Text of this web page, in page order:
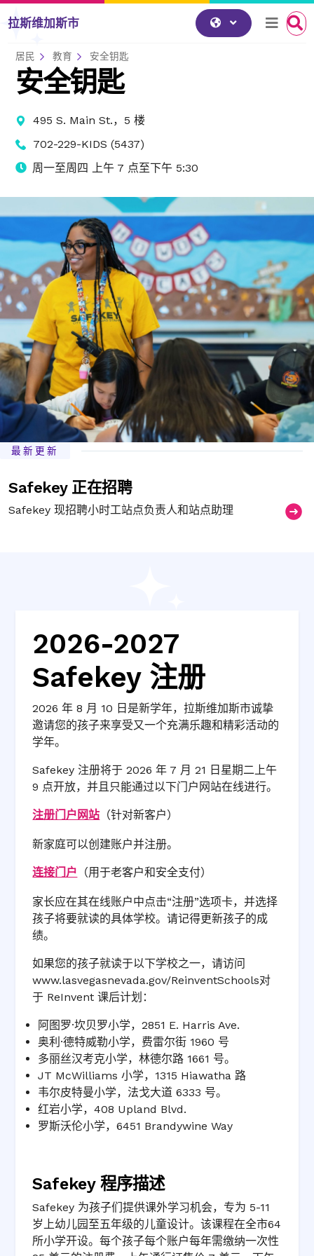
跳到内容
拉斯维加斯市
居民 教育 安全钥匙
安全钥匙
495 S. Main St.，5 楼
702-229-KIDS (5437)
周一至周四 上午 7 点至下午 5:30
最新更新
Safekey 正在招聘
Safekey 现招聘小时工站点负责人和站点助理
2026-2027
Safekey 注册
2026 年 8 月 10 日是新学年，拉斯维加斯市诚挚
邀请您的孩子来享受又一个充满乐趣和精彩活动的
学年。
Safekey 注册将于 2026 年 7 月 21 日星期二上午
9 点开放，并且只能通过以下门户网站在线进行。
注册门户网站 （针对新客户）
新家庭可以创建账户并注册。
连接门户 （用于老客户和安全支付）
家长应在其在线账户中点击“注册”选项卡，并选择
孩子将要就读的具体学校。请记得更新孩子的成
绩。
如果您的孩子就读于以下学校之一，请访问
www.lasvegasnevada.gov/ReinventSchools对
于 ReInvent 课后计划：
阿图罗·坎贝罗小学，2851 E. Harris Ave.
奥利·德特威勒小学，费雷尔街 1960 号
多丽丝汉考克小学，林德尔路 1661 号。
JT McWilliams 小学，1315 Hiawatha 路
韦尔皮特曼小学，法戈大道 6333 号。
红岩小学，408 Upland Blvd.
罗斯沃伦小学，6451 Brandywine Way
Safekey 程序描述
Safekey 为孩子们提供课外学习机会，专为 5-11
岁上幼儿园至五年级的儿童设计。该课程在全市64
所小学开设。每个孩子每个账户每年需缴纳一次性